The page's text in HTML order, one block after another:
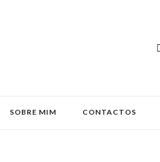
SOBRE MIM CONTACTOS